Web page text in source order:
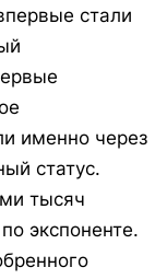
стали
именно через
статус.
тысяч
экспоненте.